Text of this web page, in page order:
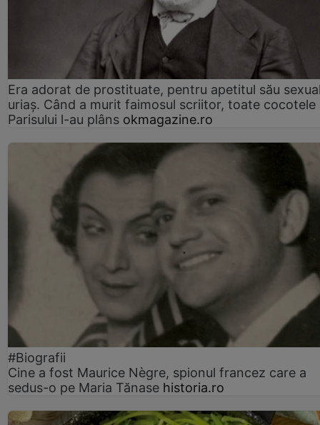
Era adorat de prostituate, pentru apetitul său
uriaș. Când a murit faimosul scriitor, toate cocotele
Parisului l-au plâns okmagazine.ro
#Biografii
Cine a fost Maurice Nègre, spionul francez care a
sedus-o pe Maria Tănase historia.ro